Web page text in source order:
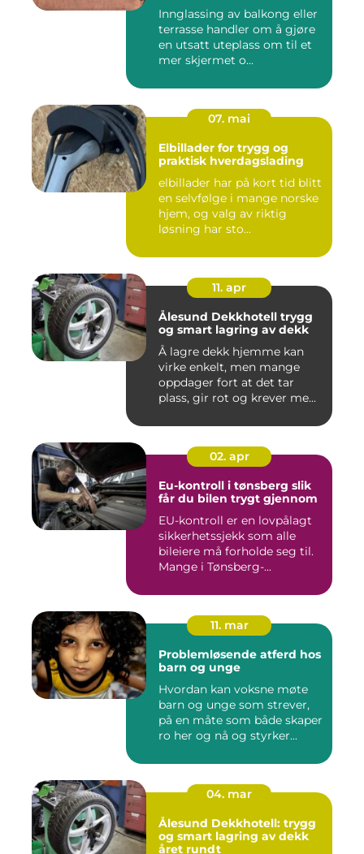
Innglassing av balkong eller
terrasse handler om å gjøre
en utsatt uteplass om til et
mer skjermet o...
07. mai
Elbillader for trygg og
praktisk hverdagslading
elbillader har på kort tid blitt
en selvfølge i mange norske
hjem, og valg av riktig
løsning har sto...
11. apr
Ålesund Dekkhotell trygg
og smart lagring av dekk
Å lagre dekk hjemme kan
virke enkelt, men mange
oppdager fort at det tar
plass, gir rot og krever me...
02. apr
Eu-kontroll i tønsberg slik
får du bilen trygt gjennom
EU-kontroll er en lovpålagt
sikkerhetssjekk som alle
bileiere må forholde seg til.
Mange i Tønsberg-...
11. mar
Problemløsende atferd hos
barn og unge
Hvordan kan voksne møte
barn og unge som strever,
på en måte som både skaper
ro her og nå og styrker...
04. mar
Ålesund Dekkhotell: trygg
og smart lagring av dekk
året rundt